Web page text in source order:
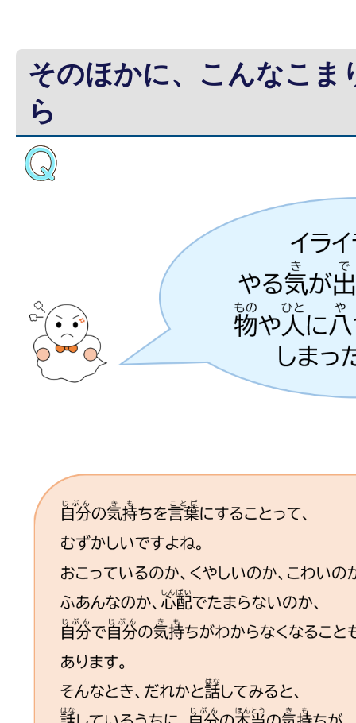
そのほかに、こんなこま
ら